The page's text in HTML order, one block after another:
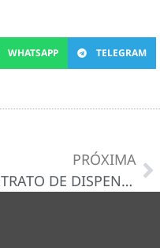
WHATSAPP TELEGRAM
PRÓXIMA
EXTRATO DE DISPENSA DE LICITAÇAO Nº 057/2024